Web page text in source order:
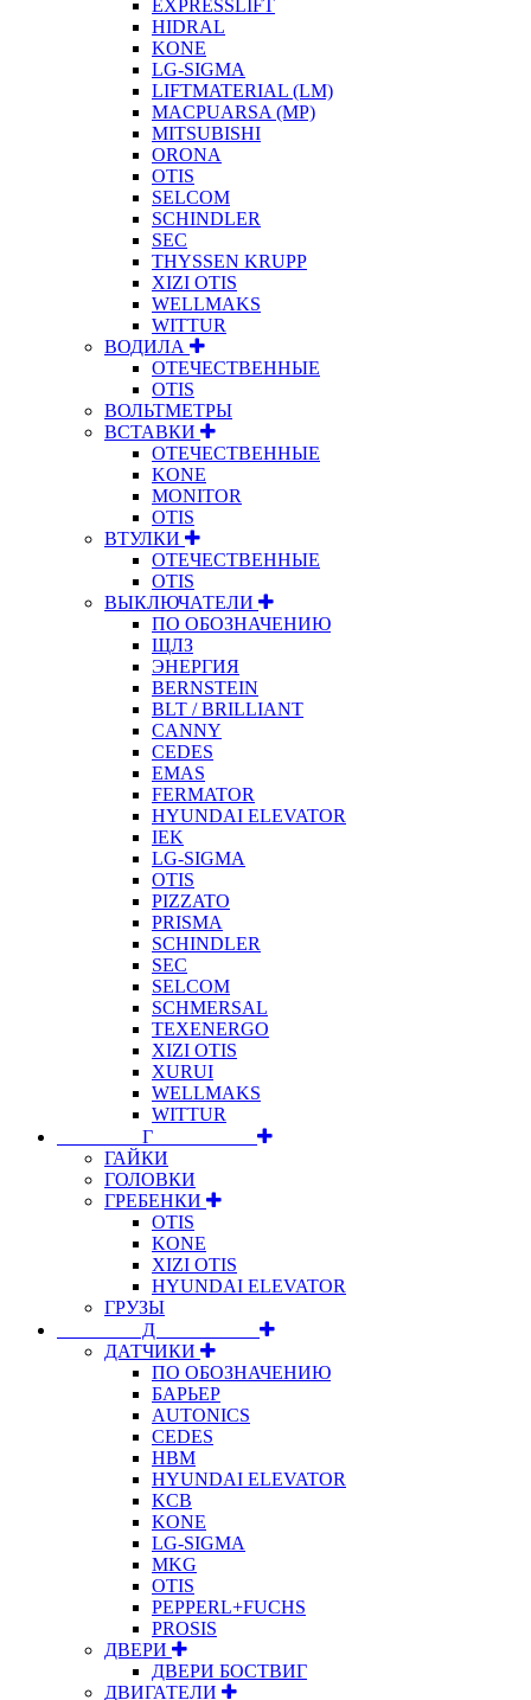
EXPRESSLIFT
HIDRAL
KONE
LG-SIGMA
LIFTMATERIAL (LM)
MACPUARSA (MP)
MITSUBISHI
ORONA
OTIS
SELCOM
SCHINDLER
SEC
THYSSEN KRUPP
XIZI OTIS
WELLMAKS
WITTUR
ВОДИЛА
ОТЕЧЕСТВЕННЫЕ
OTIS
ВОЛЬТМЕТРЫ
ВСТАВКИ
ОТЕЧЕСТВЕННЫЕ
KONE
MONITOR
OTIS
ВТУЛКИ
ОТЕЧЕСТВЕННЫЕ
OTIS
ВЫКЛЮЧАТЕЛИ
ПО ОБОЗНАЧЕНИЮ
ЩЛЗ
ЭНЕРГИЯ
BERNSTEIN
BLT / BRILLIANT
CANNY
CEDES
EMAS
FERMATOR
HYUNDAI ELEVATOR
IEK
LG-SIGMA
OTIS
PIZZATO
PRISMA
SCHINDLER
SEC
SELCOM
SCHMERSAL
TEXENERGO
XIZI OTIS
XURUI
WELLMAKS
WITTUR
⠀⠀⠀⠀⠀⠀Г⠀⠀⠀⠀⠀⠀⠀
ГАЙКИ
ГОЛОВКИ
ГРЕБЕНКИ
OTIS
KONE
XIZI OTIS
HYUNDAI ELEVATOR
ГРУЗЫ
⠀⠀⠀⠀⠀⠀Д⠀⠀⠀⠀⠀⠀⠀
ДАТЧИКИ
ПО ОБОЗНАЧЕНИЮ
БАРЬЕР
AUTONICS
CEDES
HBM
HYUNDAI ELEVATOR
KCB
KONE
LG-SIGMA
MKG
OTIS
PEPPERL+FUCHS
PROSIS
ДВЕРИ
ДВЕРИ БОСТВИГ
ДВИГАТЕЛИ